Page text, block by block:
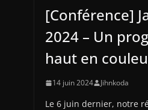
[Conférence]
2024 – Un
haut en
14 juin 2024 Jihnkoda
Le 6 juin dernier, notre